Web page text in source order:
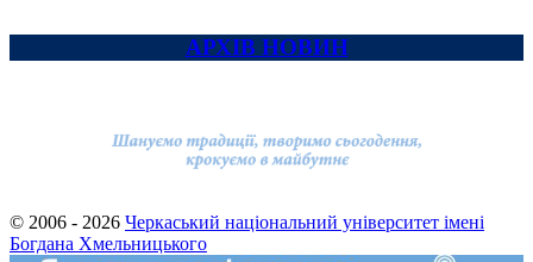
АРХІВ НОВИН
© 2006 - 2026 Черкаський національний університет імені
Богдана Хмельницького